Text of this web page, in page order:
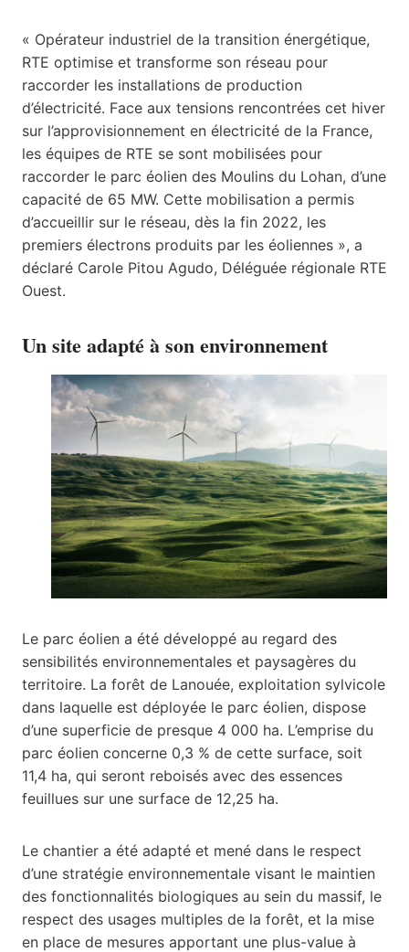
« Opérateur industriel de la transition énergétique,
RTE optimise et transforme son réseau pour
raccorder les installations de production
d’électricité. Face aux tensions rencontrées cet hiver
sur l’approvisionnement en électricité de la France,
les équipes de RTE se sont mobilisées pour
raccorder le parc éolien des Moulins du Lohan, d’une
capacité de 65 MW. Cette mobilisation a permis
d’accueillir sur le réseau, dès la fin 2022, les
premiers électrons produits par les éoliennes », a
déclaré Carole Pitou Agudo, Déléguée régionale RTE
Ouest.
Un site adapté à son environnement
Le parc éolien a été développé au regard des
sensibilités environnementales et paysagères du
territoire. La forêt de Lanouée, exploitation sylvicole
dans laquelle est déployée le parc éolien, dispose
d’une superficie de presque 4 000 ha. L’emprise du
parc éolien concerne 0,3 % de cette surface, soit
11,4 ha, qui seront reboisés avec des essences
feuillues sur une surface de 12,25 ha.
Le chantier a été adapté et mené dans le respect
d’une stratégie environnementale visant le maintien
des fonctionnalités biologiques au sein du massif, le
respect des usages multiples de la forêt, et la mise
en place de mesures apportant une plus-value à